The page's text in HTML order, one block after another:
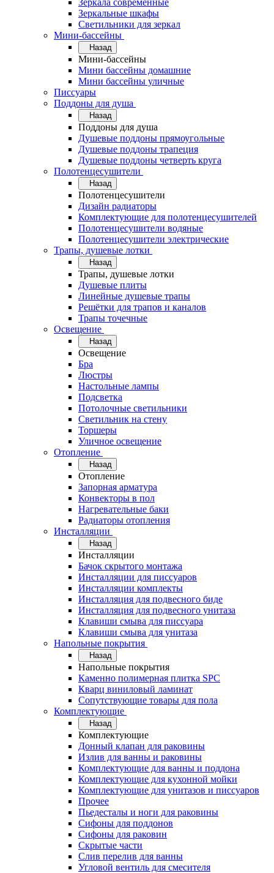
Зеркала современные
Зеркальные шкафы
Светильники для зеркал
Мини-бассейны
Назад
Мини-бассейны
Мини бассейны домашние
Мини бассейны уличные
Писсуары
Поддоны для душа
Назад
Поддоны для душа
Душевые поддоны прямоугольные
Душевые поддоны трапеция
Душевые поддоны четверть круга
Полотенцесушители
Назад
Полотенцесушители
Дизайн радиаторы
Комплектующие для полотенцесушителей
Полотенцесушители водяные
Полотенцесушители электрические
Трапы, душевые лотки
Назад
Трапы, душевые лотки
Душевые плиты
Линейные душевые трапы
Решётки для трапов и каналов
Трапы точечные
Освещение
Назад
Освещение
Бра
Люстры
Настольные лампы
Подсветка
Потолочные светильники
Светильник на стену
Торшеры
Уличное освещение
Отопление
Назад
Отопление
Запорная арматура
Конвекторы в пол
Нагревательные баки
Радиаторы отопления
Инсталляции
Назад
Инсталляции
Бачок скрытого монтажа
Инсталляции для писсуаров
Инсталляции комплекты
Инсталляция для подвесного биде
Инсталляция для подвесного унитаза
Клавиши смыва для писсуара
Клавиши смыва для унитаза
Напольные покрытия
Назад
Напольные покрытия
Каменно полимерная плитка SPC
Кварц виниловый ламинат
Сопутствующие товары для пола
Комплектующие
Назад
Комплектующие
Донный клапан для раковины
Излив для ванны и раковины
Комплектующие для ванны и поддона
Комплектующие для кухонной мойки
Комплектующие для унитазов и писсуаров
Прочее
Пьедесталы и ноги для раковины
Сифоны для поддонов
Сифоны для раковин
Скрытые части
Слив перелив для ванны
Угловой вентиль для смесителя